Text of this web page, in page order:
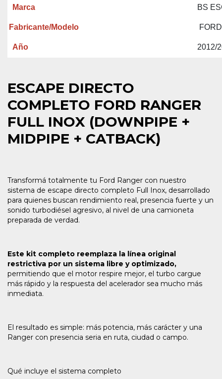
Marca BS
Fabricante/Modelo
Año 2012/
ESCAPE DIRECTO
COMPLETO FORD RANGER
FULL INOX (DOWNPIPE +
MIDPIPE + CATBACK)
Transformá totalmente tu Ford Ranger con nuestro
sistema de escape directo completo Full Inox, desarrollado
para quienes buscan rendimiento real, presencia fuerte y un
sonido turbodiésel agresivo, al nivel de una camioneta
preparada de verdad.
Este kit completo reemplaza la línea original
restrictiva por un sistema libre y optimizado,
permitiendo que el motor respire mejor, el turbo cargue
más rápido y la respuesta del acelerador sea mucho más
inmediata.
El resultado es simple: más potencia, más carácter y una
Ranger con presencia seria en ruta, ciudad o campo.
Qué incluye el sistema completo